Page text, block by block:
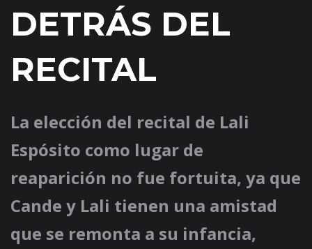
DETRÁS DEL
RECITAL
La elección del recital de Lali
Espósito como lugar de
reaparición no fue fortuita, ya que
Cande y Lali tienen una amistad
que se remonta a su infancia,